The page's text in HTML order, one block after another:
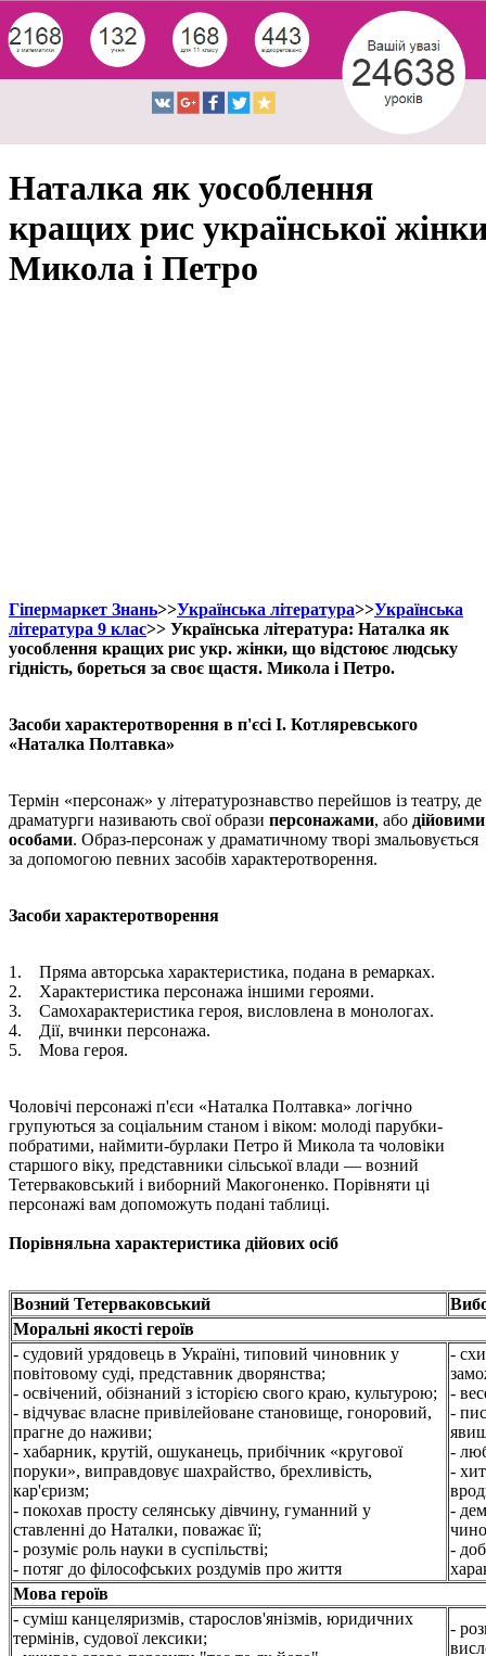
Наталка як уособлення
кращих рис української
Микола і Петро
Гіпермаркет Знань>>Українська література>>Українська
література 9 клас>> Українська література: Наталка як
уособлення кращих рис укр. жінки, що відстоює людську
гідність, бореться за своє щастя. Микола і Петро.
Засоби характеротворення в п'єсі І. Котляревського
«Наталка Полтавка»
Термін «персонаж» у літературознавство перейшов із театру, де
драматурги називають свої образи персонажами, або дійовими
особами. Образ-персонаж у драматичному творі змальовується
за допомогою певних засобів характеротворення.
Засоби характеротворення
1. Пряма авторська характеристика, подана в ремарках.
2. Характеристика персонажа іншими героями.
3. Самохарактеристика героя, висловлена в монологах.
4. Дії, вчинки персонажа.
5. Мова героя.
Чоловічі персонажі п'єси «Наталка Полтавка» логічно
групуються за соціальним станом і віком: молоді парубки-
побратими, наймити-бурлаки Петро й Микола та чоловіки
старшого віку, представники сільської влади — возний
Тетерваковський і виборний Макогоненко. Порівняти ці
персонажі вам допоможуть подані таблиці.
Порівняльна характеристика дійових осіб
Возний Тетерваковський
Моральні якості героїв
- судовий урядовець в Україні, типовий чиновник у
повітовому суді, представник дворянства;
- освічений, обізнаний з історією свого краю, культурою;
- відчуває власне привілейоване становище, гоноровий,
прагне до наживи;
- хабарник, крутій, ошуканець, прибічник «кругової
поруки», виправдовує шахрайство, брехливість,
кар'єризм;
- покохав просту селянську дівчину, гуманний у
ставленні до Наталки, поважає її;
- розуміє роль науки в суспільстві;
- потяг до філософських роздумів про життя
-
-
-
-
-
-
-
Мова героїв
- суміш канцеляризмів, старослов'янізмів, юридичних
термінів, судової лексики;
-